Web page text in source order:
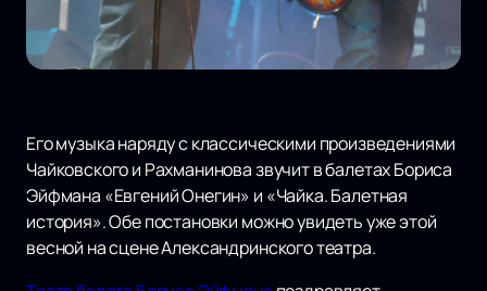
Его музыка наряду с классическими произведениями
Чайковского и Рахманинова звучит в балетах Бориса
Эйфмана «Евгений Онегин» и «Чайка. Балетная
история». Обе постановки можно увидеть уже этой
весной на сцене Александринского театра.